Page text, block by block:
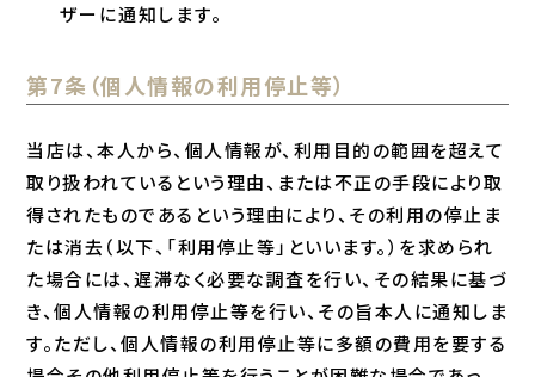
ザーに通知します。
第7条（個人情報の利用停止等）
当店は、本人から、個人情報が、利用目的の範囲を超えて
取り扱われているという理由、または不正の手段により取
得されたものであるという理由により、その利用の停止ま
たは消去（以下、「利用停止等」といいます。）を求められ
た場合には、遅滞なく必要な調査を行い、その結果に基づ
き、個人情報の利用停止等を行い、その旨本人に通知しま
す。ただし、個人情報の利用停止等に多額の費用を要する